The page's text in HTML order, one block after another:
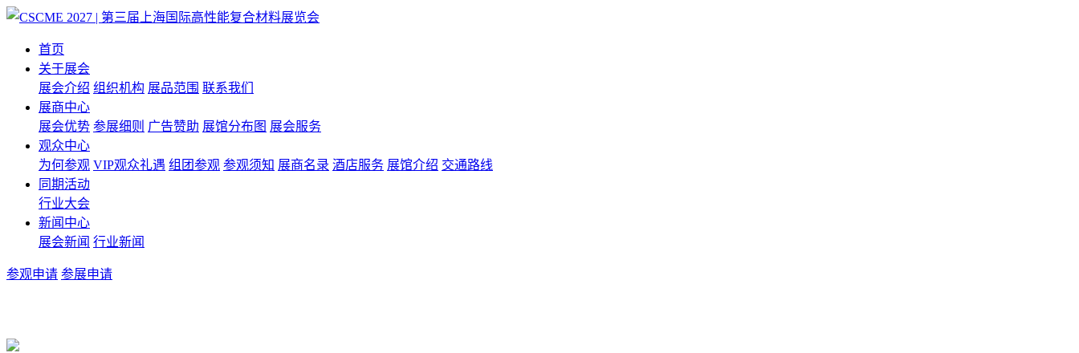
首页
关于展会
展会介绍 组织机构 展品范围 联系我们
展商中心
展会优势 参展细则 广告赞助 展馆分布图 展会服务
观众中心
为何参观 VIP观众礼遇 组团参观 参观须知 展商名录 酒店服务 展馆介绍 交通路线
同期活动
行业大会
新闻中心
展会新闻 行业新闻
参观申请 参展申请